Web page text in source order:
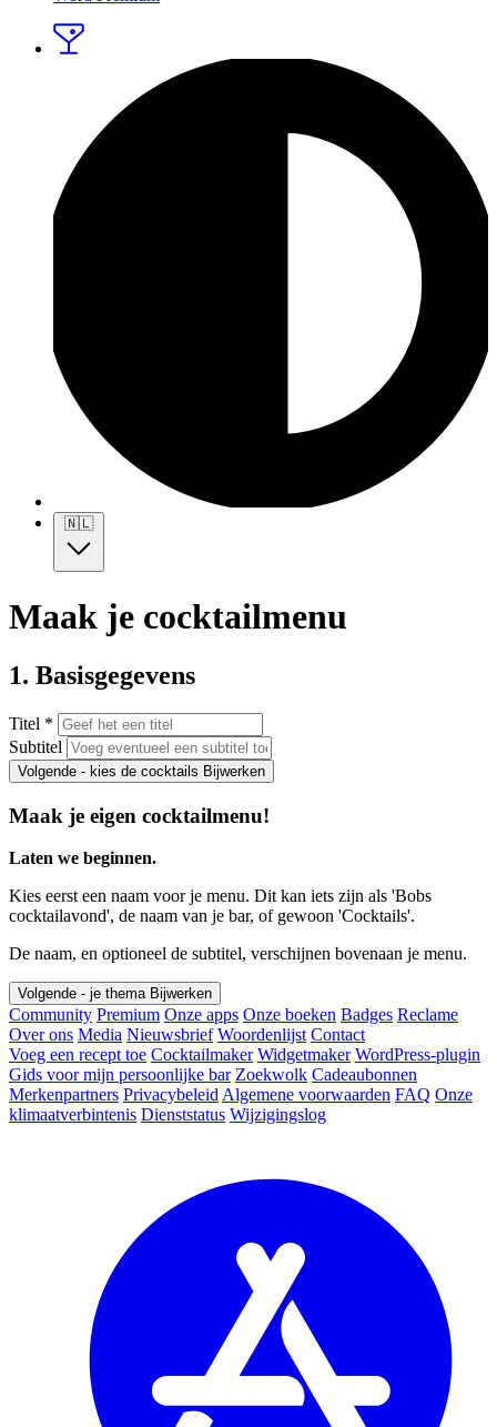
🇳🇱
Maak je cocktailmenu
1. Basisgegevens
Titel *
Subtitel
Volgende - kies de cocktails Bijwerken
Maak je eigen cocktailmenu!
Laten we beginnen.
Kies eerst een naam voor je menu. Dit kan iets zijn als 'Bobs
cocktailavond', de naam van je bar, of gewoon 'Cocktails'.
De naam, en optioneel de subtitel, verschijnen bovenaan je menu.
Volgende - je thema Bijwerken
Community Premium Onze apps Onze boeken Badges Reclame
Over ons Media Nieuwsbrief Woordenlijst Contact
Voeg een recept toe Cocktailmaker Widgetmaker WordPress-plugin
Gids voor mijn persoonlijke bar Zoekwolk Cadeaubonnen
Merkenpartners Privacybeleid Algemene voorwaarden FAQ Onze
klimaatverbintenis Dienststatus Wijzigingslog